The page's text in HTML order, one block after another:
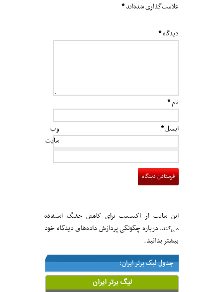
علامت‌گذاری شده‌اند*
دیدگاه*
نام*
ایمیل*
وب‌
سایت
این سایت از اکیسمت برای کاهش جفنگ استفاده
می‌کند.درباره چگونگی پردازش داده‌های دیدگاه خود
بیشتر بدانید.
جدول لیگ برتر ایران: